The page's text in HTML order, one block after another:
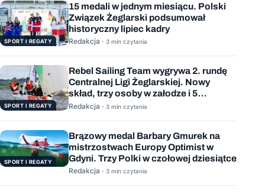
SPORT I REGATY
15 medali w jednym miesiącu. Polski
Związek Żeglarski podsumował
historyczny lipiec kadry
Redakcja · 3 min czytania
SPORT I REGATY
Rebel Sailing Team wygrywa 2. rundę
Centralnej Ligi Żeglarskiej. Nowy
skład, trzy osoby w załodze i 5
wygranych wyścigów
Redakcja · 3 min czytania
SPORT I REGATY
Brązowy medal Barbary Gmurek na
mistrzostwach Europy Optimist w
Gdyni. Trzy Polki w czołowej dziesiątce
Redakcja · 3 min czytania